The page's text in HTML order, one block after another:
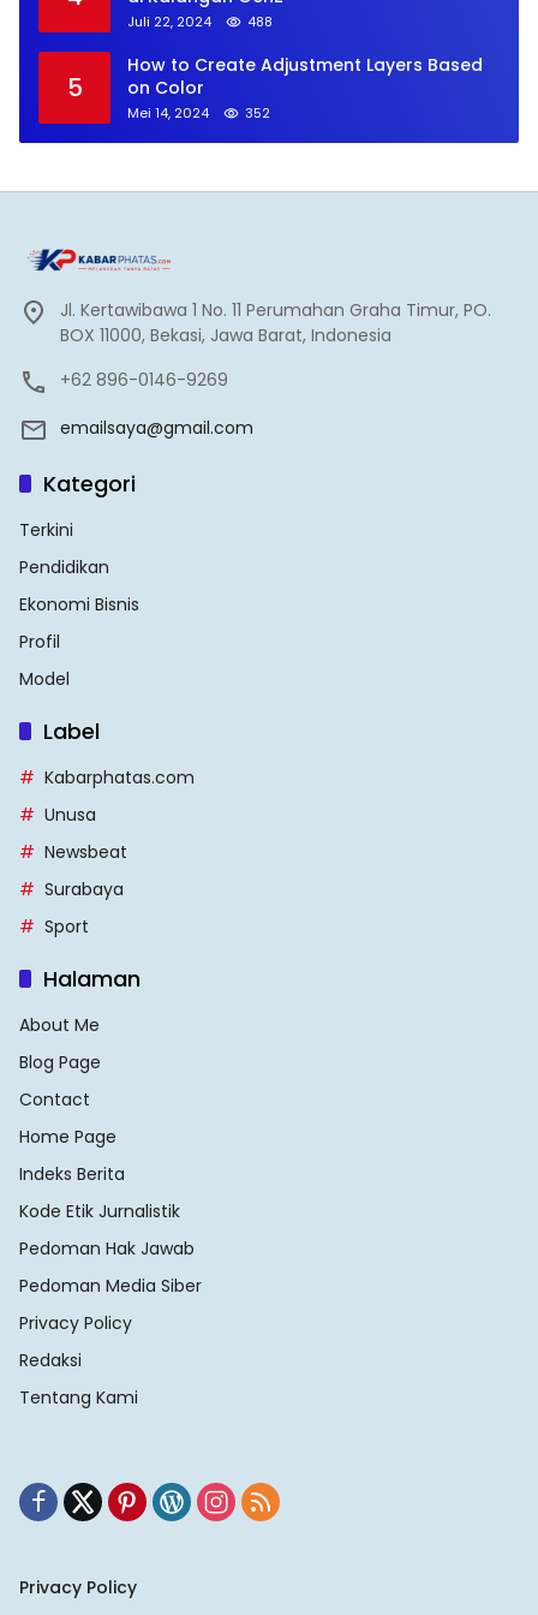
Juli 22, 2024 488
5
How to Create Adjustment Layers Based
on Color
Mei 14, 2024 352
Jl. Kertawibawa 1 No. 11 Perumahan Graha Timur, PO.
BOX 11000, Bekasi, Jawa Barat, Indonesia
+62 896-0146-9269
emailsaya@gmail.com
Kategori
Terkini
Pendidikan
Ekonomi Bisnis
Profil
Model
Label
Kabarphatas.com
Unusa
Newsbeat
Surabaya
Sport
Halaman
About Me
Blog Page
Contact
Home Page
Indeks Berita
Kode Etik Jurnalistik
Pedoman Hak Jawab
Pedoman Media Siber
Privacy Policy
Redaksi
Tentang Kami
Privacy Policy